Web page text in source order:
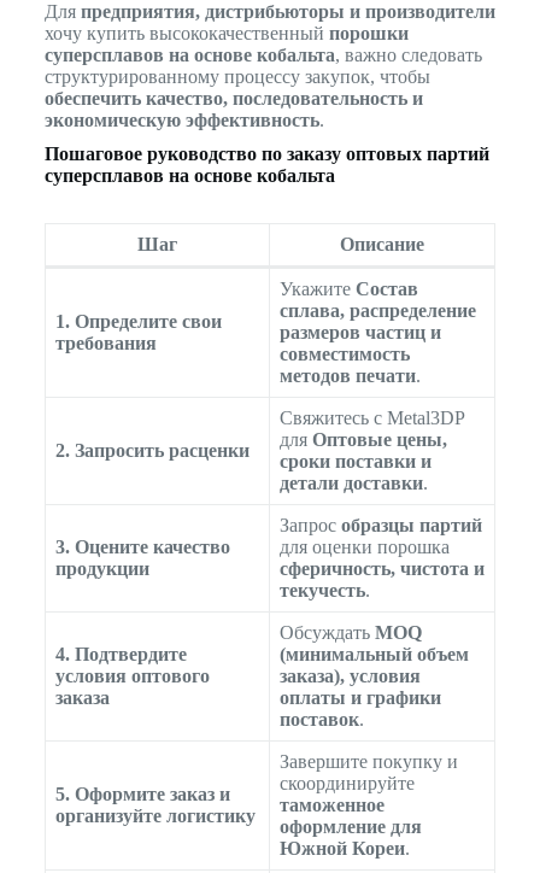
Для предприятия, дистрибьюторы и производители
хочу купить высококачественный порошки
суперсплавов на основе кобальта, важно следовать
структурированному процессу закупок, чтобы
обеспечить качество, последовательность и
экономическую эффективность.
Пошаговое руководство по заказу оптовых партий
суперсплавов на основе кобальта
Шаг Описание
1. Определите свои
требования
Укажите Состав
сплава, распределение
размеров частиц и
совместимость
методов печати.
2. Запросить расценки
Свяжитесь с Metal3DP
для Оптовые цены,
сроки поставки и
детали доставки.
3. Оцените качество
продукции
Запрос образцы партий
для оценки порошка
сферичность, чистота и
текучесть.
4. Подтвердите
условия оптового
заказа
Обсуждать MOQ
(минимальный объем
заказа), условия
оплаты и графики
поставок.
5. Оформите заказ и
организуйте логистику
Завершите покупку и
скоординируйте
таможенное
оформление для
Южной Кореи.